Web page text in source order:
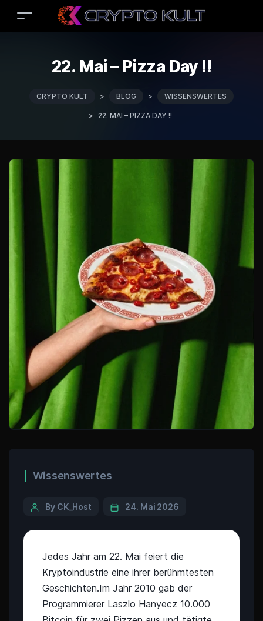
22. Mai – Pizza Day !!
CRYPTO KULT > BLOG > WISSENSWERTES
> 22. MAI – PIZZA DAY !!
Wissenswertes
By CK_Host 24. Mai 2026
Jedes Jahr am 22. Mai feiert die
Kryptoindustrie eine ihrer berühmtesten
Geschichten.Im Jahr 2010 gab der
Programmierer Laszlo Hanyecz 10.000